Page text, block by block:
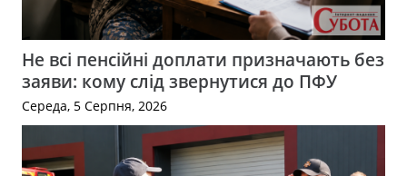
Не всі пенсійні доплати призначають без
заяви: кому слід звернутися до ПФУ
Середа, 5 Серпня, 2026